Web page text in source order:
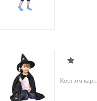
Костюм